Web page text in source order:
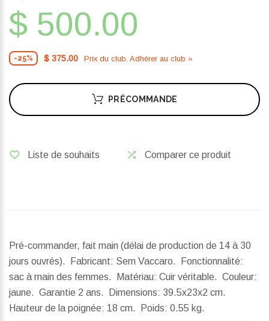
$ 500.00
-25% $ 375.00 Prix ​​du club. Adhérer au club »
PRÉCOMMANDE
Liste de souhaits Comparer ce produit
Pré-commander, fait main (délai de production de 14 à 30
jours ouvrés). Fabricant: Sem Vaccaro. Fonctionnalité:
sac à main des femmes. Matériau: Cuir véritable. Couleur:
jaune. Garantie 2 ans.
Dimensions: 39.5x23x2 cm.
Hauteur de la poignée: 18 cm. Poids: 0.55 kg.